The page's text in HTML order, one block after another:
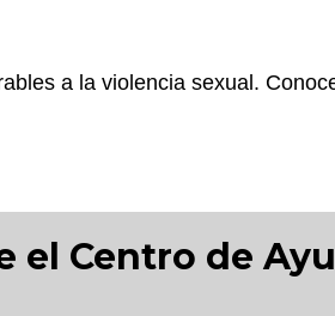
a la violencia sexual.
el Centro de